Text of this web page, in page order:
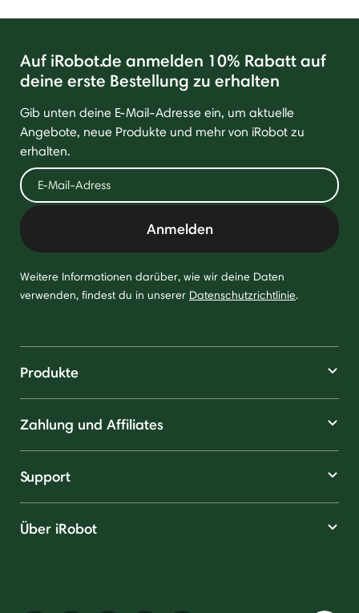
Auf iRobot.de anmelden 10% Rabatt auf
deine erste Bestellung zu erhalten
Gib unten deine E-Mail-Adresse ein, um aktuelle
Angebote, neue Produkte und mehr von iRobot zu
erhalten.
Anmelden
Weitere Informationen darüber, wie wir deine Daten
verwenden, findest du in unserer Datenschutzrichtlinie.
Produkte
Zahlung und Affiliates
Support
Über iRobot